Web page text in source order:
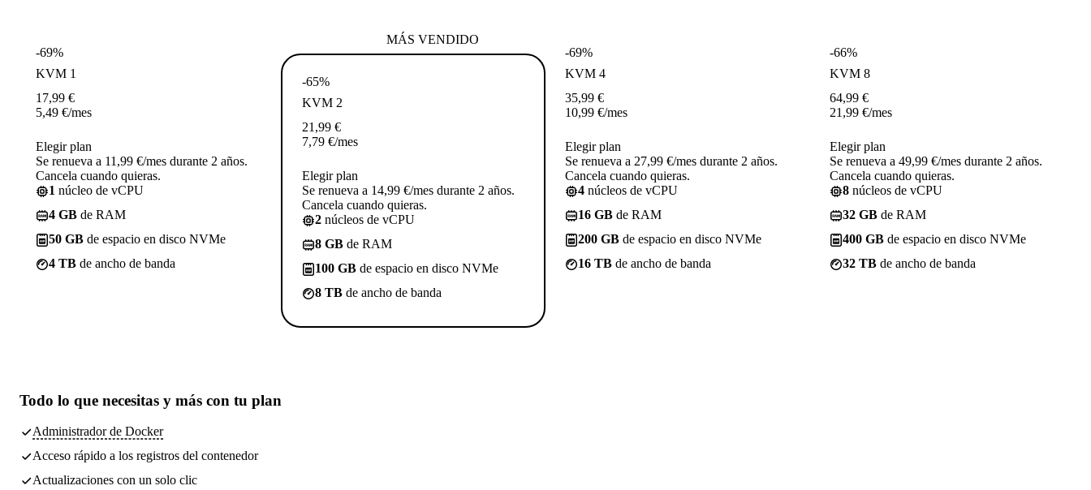
-69%
KVM 1
17,99 €
5,49 €/mes
Elegir plan
Se renueva a 11,99 €/mes durante 2 años.
Cancela cuando quieras.
1 núcleo de vCPU
4 GB de RAM
50 GB de espacio en disco NVMe
4 TB de ancho de banda
MÁS VENDIDO
-65%
KVM 2
21,99 €
7,79 €/mes
Elegir plan
Se renueva a 14,99 €/mes durante 2 años.
Cancela cuando quieras.
2 núcleos de vCPU
8 GB de RAM
100 GB de espacio en disco NVMe
8 TB de ancho de banda
-69%
KVM 4
35,99 €
10,99 €/mes
Elegir plan
Se renueva a 27,99 €/mes durante 2 años.
Cancela cuando quieras.
4 núcleos de vCPU
16 GB de RAM
200 GB de espacio en disco NVMe
16 TB de ancho de banda
-66%
KVM 8
64,99 €
21,99 €/mes
Elegir plan
Se renueva a 49,99 €/mes durante 2 años.
Cancela cuando quieras.
8 núcleos de vCPU
32 GB de RAM
400 GB de espacio en disco NVMe
32 TB de ancho de banda
Todo lo que necesitas y más con tu plan
Administrador de Docker
Acceso rápido a los registros del contenedor
Actualizaciones con un solo clic